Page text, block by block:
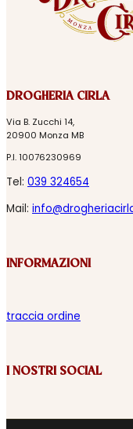
DROGHERIA CIRLA
Via B. Zucchi 14,
20900 Monza MB
P.I. 10076230969
Tel: 039 324654
Mail:
INFORMAZIONI
traccia ordine
I NOSTRI SOCIAL